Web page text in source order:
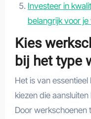
Investeer in
belangrijk voor
Kies
bij het type
Het is van
kiezen die
Door werkschoenen